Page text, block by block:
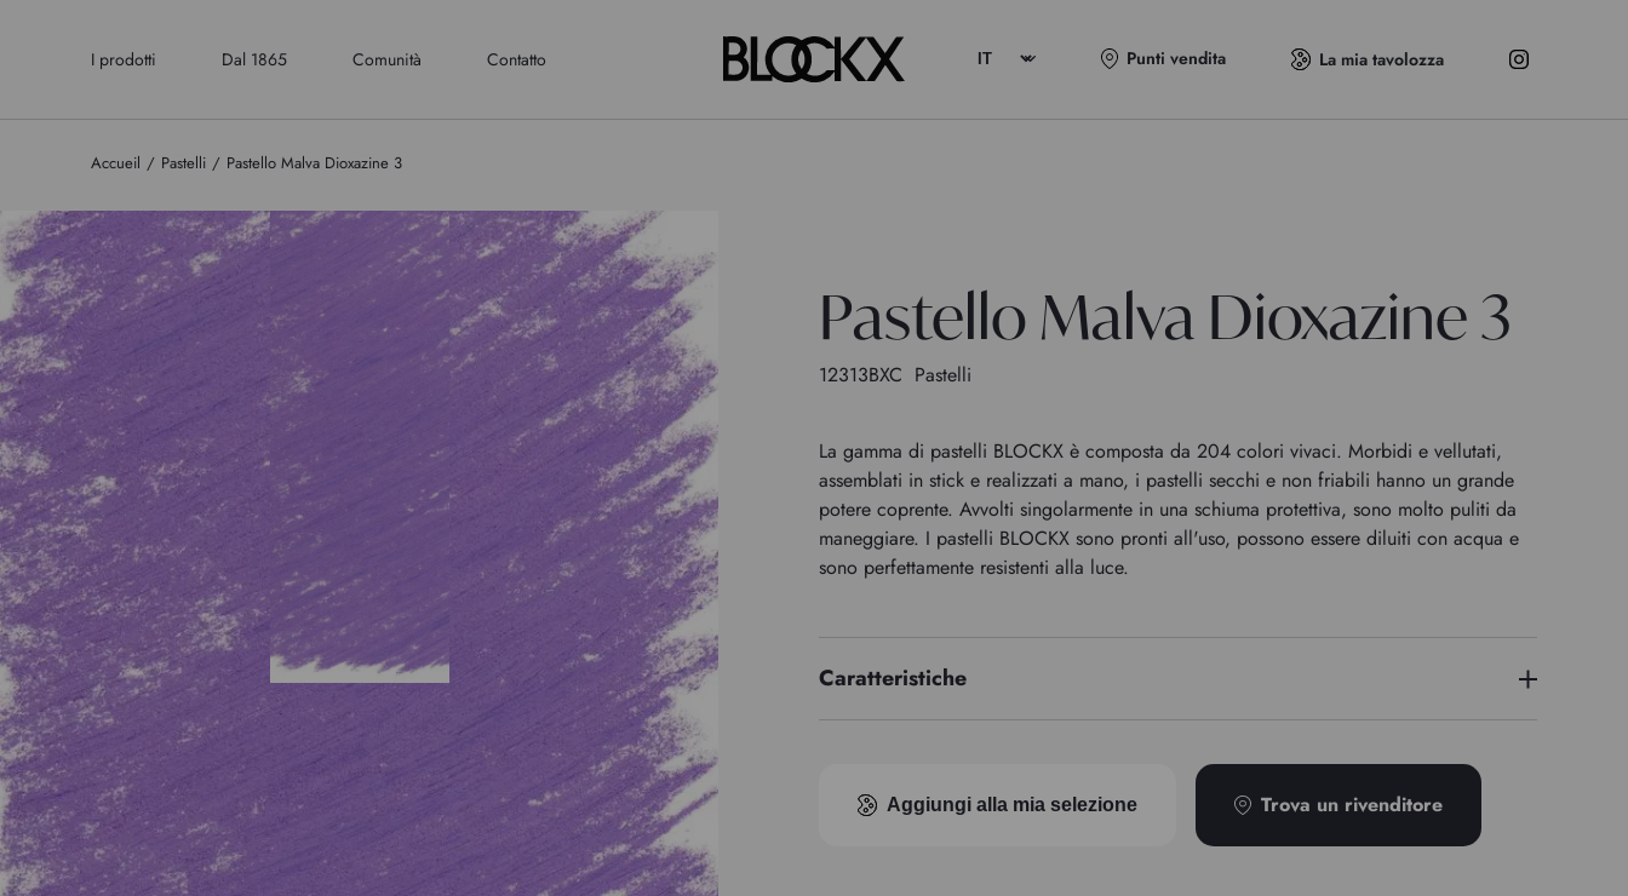
I prodotti Dal 1865 Comunità Contatto Punti vendita La mia tavolozza
Accueil Pastelli Pastello Malva Dioxazine 3
Pastello Malva Dioxazine 3
12313BXC Pastelli
La gamma di pastelli BLOCKX è composta da 204 colori vivaci. Morbidi e vellutati,
assemblati in stick e realizzati a mano, i pastelli secchi e non friabili hanno un grande
potere coprente. Avvolti singolarmente in una schiuma protettiva, sono molto puliti da
maneggiare. I pastelli BLOCKX sono pronti all'uso, possono essere diluiti con acqua e
sono perfettamente resistenti alla luce.
Caratteristiche
Aggiungi alla mia selezione Trova un rivenditore